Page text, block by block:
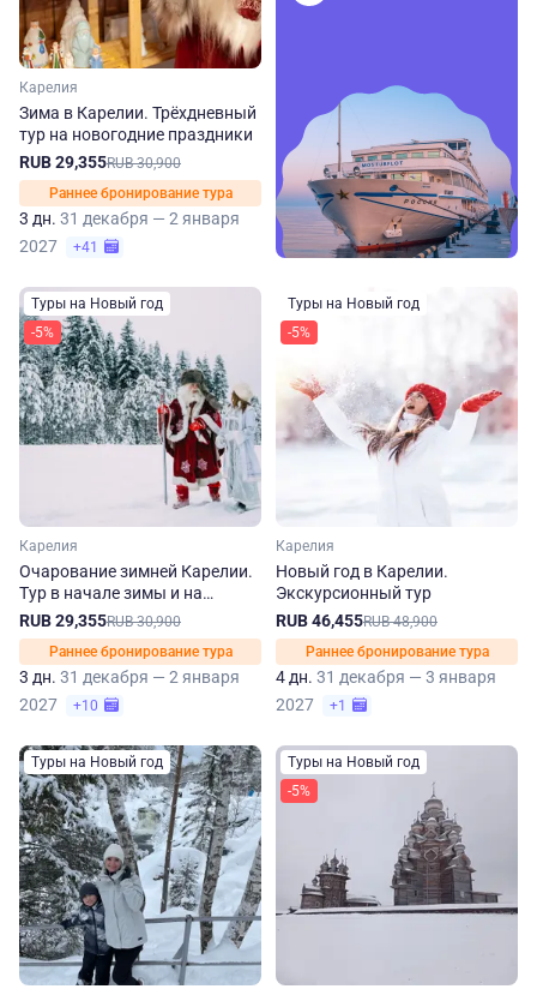
Карелия
Зима в Карелии. Трёхдневный
тур на новогодние праздники
RUB 29,355RUB 30,900
Раннее бронирование тура
3 дн. 31 декабря — 2 января
2027
+41
Туры на Новый год
-5%
Карелия
Очарование зимней Карелии.
Тур в начале зимы и на
новогодние праздники
RUB 29,355RUB 30,900
Раннее бронирование тура
3 дн. 31 декабря — 2 января
2027
+10
Туры на Новый год
-5%
Карелия
Новый год в Карелии.
Экскурсионный тур
RUB 46,455RUB 48,900
Раннее бронирование тура
4 дн. 31 декабря — 3 января
2027
+1
Туры на Новый год
Туры на Новый год
-5%